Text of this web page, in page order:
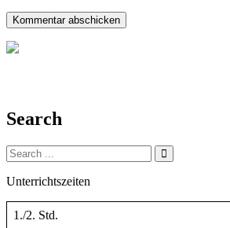
Search
Search
for:
Unterrichtszeiten
1./2. Std.